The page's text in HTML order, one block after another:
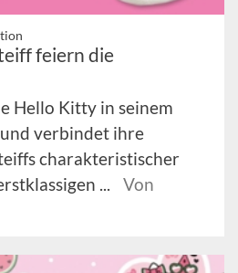
feiern die
Hello Kitty in seinem
verbindet ihre
charakteristischer
...
Von